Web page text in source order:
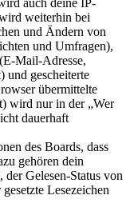
weiterhin bei
und Ändern von
und Umfragen),
Mail-Adresse,
und gescheiterte
übermittelte
wird nur in der „Wer
dauerhaft
des Boards, dass
gehören dein
Gelesen-Status von
Lesezeichen